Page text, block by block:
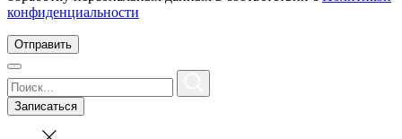
конфиденциальности
Записаться